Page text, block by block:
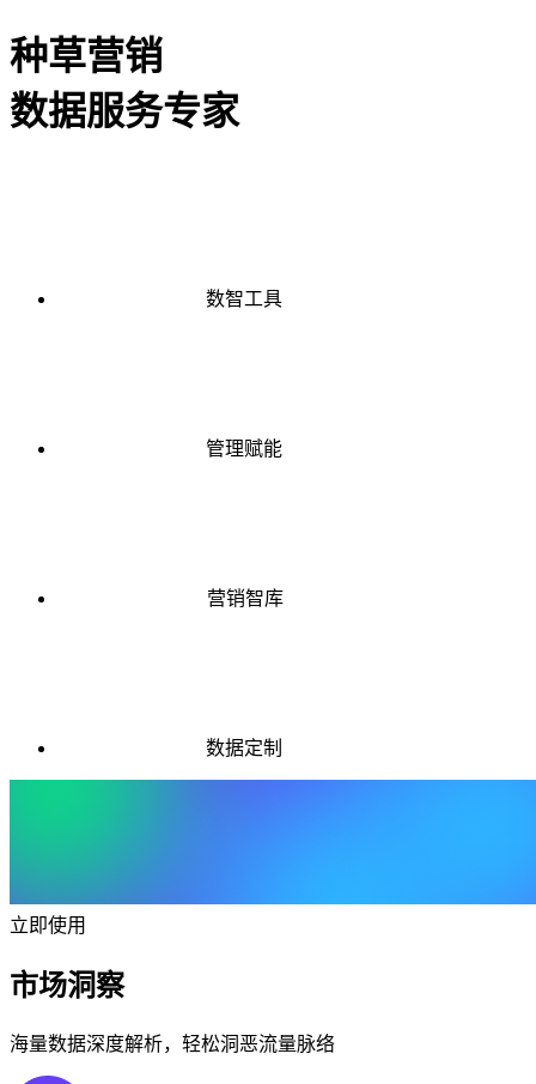
种草营销
数据服务专家
数智工具
管理赋能
营销智库
数据定制
立即使用
市场洞察
海量数据深度解析，轻松洞恶流量脉络